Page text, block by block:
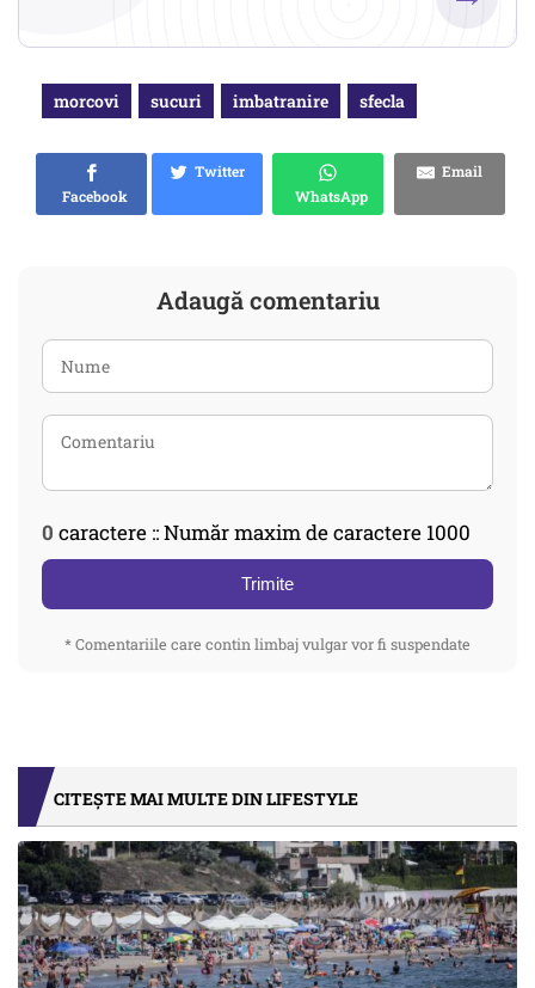
morcovi sucuri imbatranire sfecla
Facebook
Twitter
WhatsApp
Email
Adaugă comentariu
0 caractere :: Număr maxim de caractere 1000
Trimite
* Comentariile care contin limbaj vulgar vor fi suspendate
CITEȘTE MAI MULTE DIN LIFESTYLE